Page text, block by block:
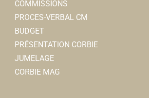
COMMISSIONS
PROCES-VERBAL CM
BUDGET
PRÉSENTATION CORBIE
JUMELAGE
CORBIE MAG